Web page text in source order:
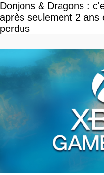
Donjons & Dragons :
après seulement 2 ans
perdus